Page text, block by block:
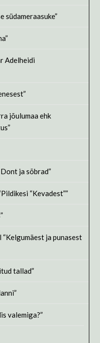
südameraasuke”
Adelheidi
jõulumaa ehk
ja sõbrad”
“Kevadest””
ja punasest
tallad”
valemiga?”